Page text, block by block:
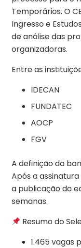
Temporários. O
Ingresso e
de análise das
organizadoras.
Entre as
IDECAN
FUNDATEC
AOCP
FGV
A definição da
Após a
a publicação do
semanas.
Resumo do
1.465 vagas